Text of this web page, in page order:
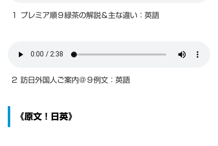
１ プレミア順９緑茶の解説＆主な違い：英語
２ 訪日外国人ご案内＠９例文：英語
《原文！日英》